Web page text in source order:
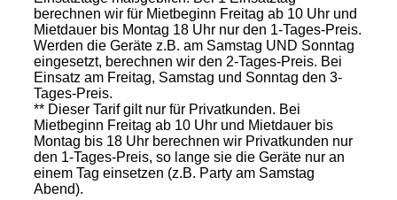
berechnen wir für Mietbeginn Freitag ab 10 Uhr und
Mietdauer bis Montag 18 Uhr nur den 1-Tages-Preis.
Werden die Geräte z.B. am Samstag UND Sonntag
eingesetzt, berechnen wir den 2-Tages-Preis. Bei
Einsatz am Freitag, Samstag und Sonntag den 3-
Tages-Preis.
** Dieser Tarif gilt nur für Privatkunden. Bei
Mietbeginn Freitag ab 10 Uhr und Mietdauer bis
Montag bis 18 Uhr berechnen wir Privatkunden nur
den 1-Tages-Preis, so lange sie die Geräte nur an
einem Tag einsetzen (z.B. Party am Samstag
Abend).